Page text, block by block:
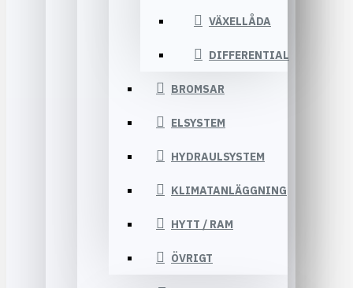
VÄXELLÅDA
DIFFERENTIAL
BROMSAR
ELSYSTEM
HYDRAULSYSTEM
KLIMATANLÄGGNING
HYTT / RAM
ÖVRIGT